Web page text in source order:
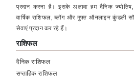
प्रदान करना है। इसके अलावा हम दैनिक ज्योतिष,
वार्षिक राशिफल, ब्लॉग और मुफ्त ऑनलाइन कुंडली
सेवाएं प्रदान कर रहे हैं।
राशिफल
दैनिक राशिफल
सप्ताहिक राशिफल